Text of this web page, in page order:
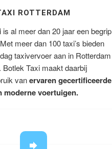
ROTTERDAM
is al meer dan 20 jaar een begrip
meer dan 100 taxi’s bieden
taxivervoer aan in Rotterdam
Taxi maakt daarbij
vanervaren gecertificeerde
moderne voertuigen.